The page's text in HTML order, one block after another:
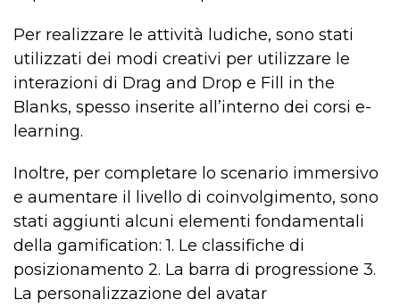
Per realizzare le attività ludiche, sono stati
utilizzati dei modi creativi per utilizzare le
interazioni di Drag and Drop e Fill in the
Blanks, spesso inserite all’interno dei corsi e-
learning.
Inoltre, per completare lo scenario immersivo
e aumentare il livello di coinvolgimento, sono
stati aggiunti alcuni elementi fondamentali
della gamification: 1. Le classifiche di
posizionamento 2. La barra di progressione 3.
La personalizzazione del avatar